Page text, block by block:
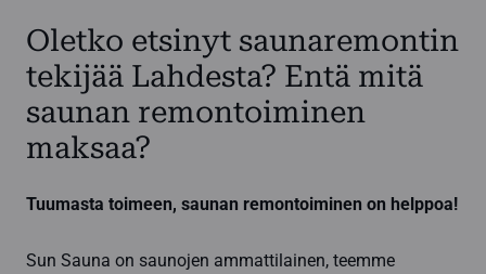
Oletko etsinyt saunaremontin
tekijää Lahdesta? Entä mitä
saunan remontoiminen
maksaa?
Tuumasta toimeen, saunan remontoiminen on helppoa!
Sun Sauna on saunojen ammattilainen, teemme